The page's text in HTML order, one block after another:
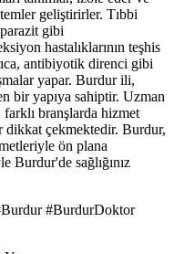
geliştirirler. Tıbbi
gibi
hastalıklarının teşhis
antibiyotik direnci gibi
yapar. Burdur ili,
bir yapıya sahiptir. Uzman
farklı branşlarda hizmet
dikkat çekmektedir. Burdur,
ön plana
Burdur'de sağlığınız
#BurdurDoktor